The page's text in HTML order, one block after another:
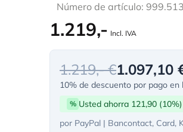
Número de artículo:
1.219,- Incl. IVA
1.219,- €1.097,10
10% de descuento por pago en
% Usted ahorra 121,90 (10%)
por PayPal | Bancontact, Card,